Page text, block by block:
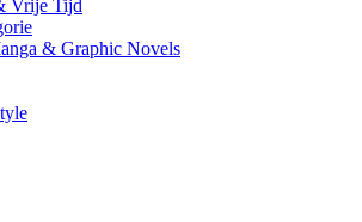
Vrije Tijd
& Graphic Novels